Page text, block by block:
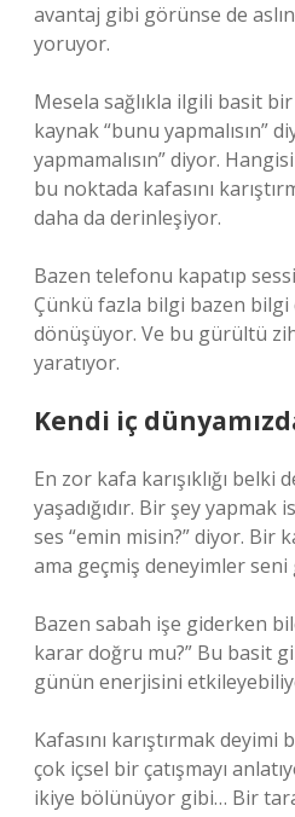
avantaj gibi görünse de
yoruyor.
Mesela sağlıkla ilgili basit
kaynak “bunu yapmalısın”
yapmamalısın” diyor.
bu noktada kafasını
daha da derinleşiyor.
Bazen telefonu kapatıp
Çünkü fazla bilgi bazen
dönüşüyor. Ve bu gürültü
yaratıyor.
Kendi iç
En zor kafa karışıklığı belki
yaşadığıdır. Bir şey
ses “emin misin?” diyor. Bir
ama geçmiş deneyimler seni
Bazen sabah işe giderken
karar doğru mu?” Bu basit
günün enerjisini
Kafasını karıştırmak
çok içsel bir çatışmayı
ikiye bölünüyor gibi… Bir